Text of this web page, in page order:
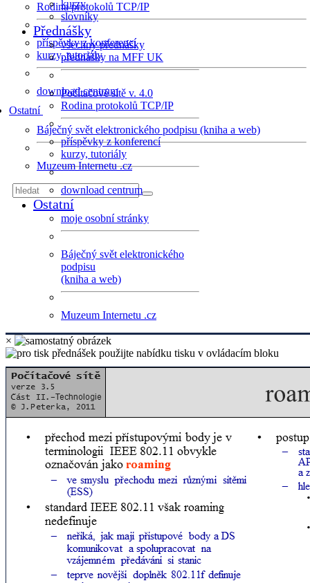
Rodina protokolů TCP/IP
příspěvky z konferencí
kurzy, tutoriály
download centrum
Ostatní
Báječný svět elektronického podpisu (kniha a web)
Muzeum Internetu .cz
kurzy
slovníky
Přednášky
všechny přednášky
přednášky na MFF UK
Počítačové sítě v. 4.0
Rodina protokolů TCP/IP
příspěvky z konferencí
kurzy, tutoriály
download centrum
Ostatní
moje osobní stránky
Báječný svět elektronického
podpisu
(kniha a web)
Muzeum Internetu .cz
×